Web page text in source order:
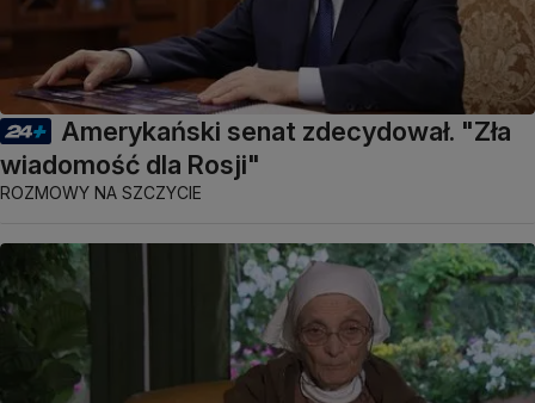
Amerykański senat zdecydował. "Zła
wiadomość dla Rosji"
ROZMOWY NA SZCZYCIE